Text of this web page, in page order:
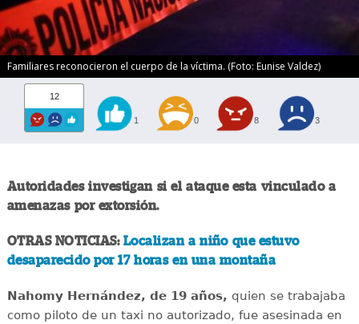
Familiares reconocieron el cuerpo de la víctima. (Foto: Eunise Valdez)
12
1 0 8 3
Autoridades investigan si el ataque esta vinculado a
amenazas por extorsión.
OTRAS NOTICIAS: Localizan a niño que estuvo
desaparecido por 17 horas en una montaña
Nahomy Hernández, de 19 años, quien se trabajaba
como piloto de un taxi no autorizado, fue asesinada en